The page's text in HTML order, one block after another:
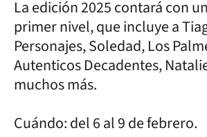
La edición 2025 contará con
primer nivel, que incluye a
Personajes, Soledad, Los
Autenticos Decadentes,
muchos más.
Cuándo: del 6 al 9 de febrero.